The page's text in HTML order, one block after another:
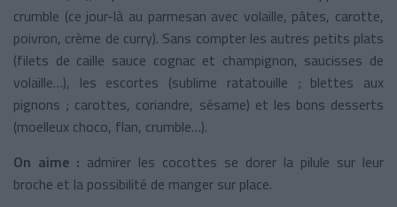
crumble (ce jour-là au parmesan avec volaille, pâtes, carotte,
poivron, crème de curry). Sans compter les autres petits plats
(filets de caille sauce cognac et champignon, saucisses de
volaille…), les escortes (sublime ratatouille ; blettes aux
pignons ; carottes, coriandre, sésame) et les bons desserts
(moelleux choco, flan, crumble…).
On aime : admirer les cocottes se dorer la pilule sur leur
broche et la possibilité de manger sur place.